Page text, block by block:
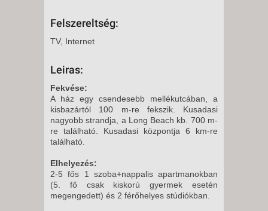
Felszereltség:
TV, Internet
Leiras:
Fekvése:
A ház egy csendesebb mellékutcában, a
kisbazártól 100 m-re fekszik. Kusadasi
nagyobb strandja, a Long Beach kb. 700 m-
re található. Kusadasi központja 6 km-re
található.
Elhelyezés:
2-5 fős 1 szoba+nappalis apartmanokban
(5. fő csak kiskorú gyermek esetén
megengedett) és 2 férőhelyes stúdiókban.